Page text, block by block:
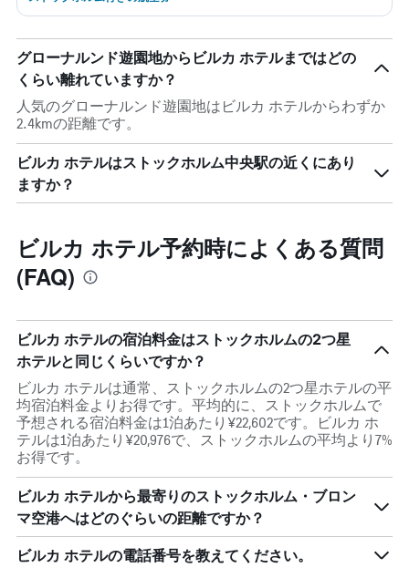
グローナルンド遊園地からビルカ ホテルまではどの
くらい離れていますか？
人気のグローナルンド遊園地はビルカ ホテルからわずか
2.4kmの距離です。
ビルカ ホテルはストックホルム中央駅の近くにあり
ますか？
ビルカ ホテル予約時によくある質問
(FAQ)
ビルカ ホテルの宿泊料金はストックホルムの2つ星
ホテルと同じくらいですか？
ビルカ ホテルは通常、ストックホルムの2つ星ホテルの平
均宿泊料金よりお得です。平均的に、ストックホルムで
予想される宿泊料金は1泊あたり¥22,602です。ビルカ ホ
テルは1泊あたり¥20,976で、ストックホルムの平均より7%
お得です。
ビルカ ホテルから最寄りのストックホルム・ブロン
マ空港へはどのぐらいの距離ですか？
ビルカ ホテルの電話番号を教えてください。